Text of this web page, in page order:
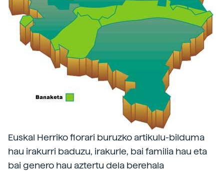
Euskal Herriko florari buruzko artikulu-bilduma
hau irakurri baduzu, irakurle, bai familia hau eta
bai genero hau aztertu dela berehala